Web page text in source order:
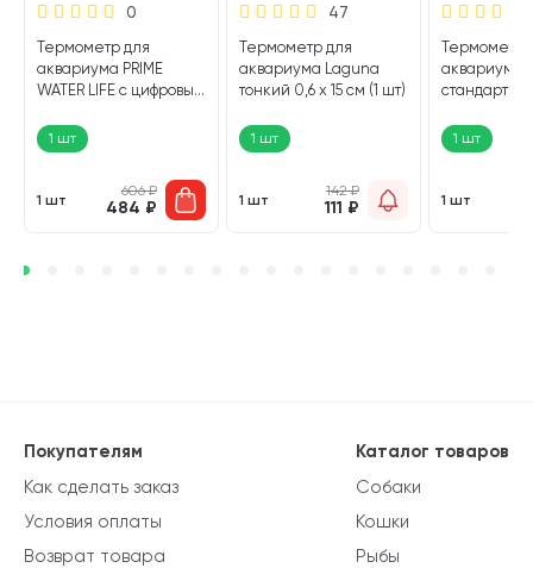
0
Термометр для
аквариума PRIME
WATER LIFE с цифровым
1 шт
1 шт
606₽
484 ₽
47
Термометр для
аквариума Laguna
тонкий 0,6 х 15 см (1 шт)
1 шт
1 шт
142₽
111 ₽
Термометр
аквариума
1 шт
1 шт
Каталог товаров
Собаки
Кошки
Рыбы
Покупателям
Как сделать заказ
Условия оплаты
Возврат товара